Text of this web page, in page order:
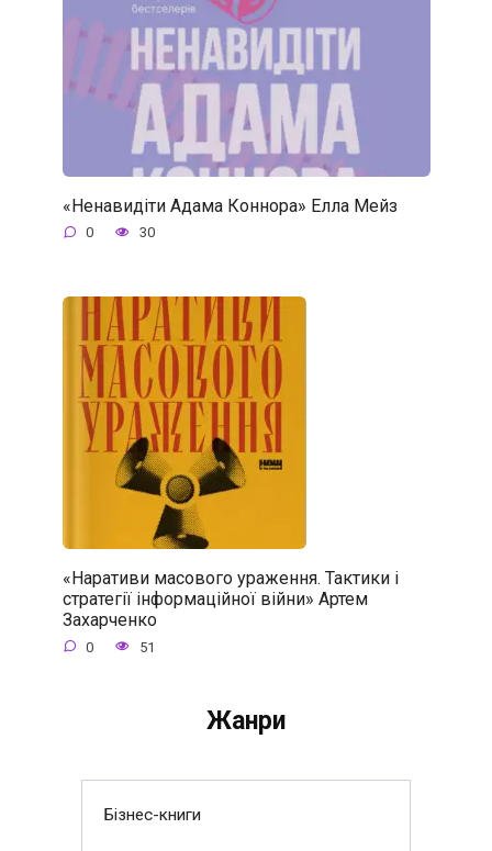
«Ненавидіти Адама Коннора» Елла Мейз
0 30
«Наративи масового ураження. Тактики і
стратегії інформаційної війни» Артем
Захарченко
0 51
Жанри
Бізнес-книги